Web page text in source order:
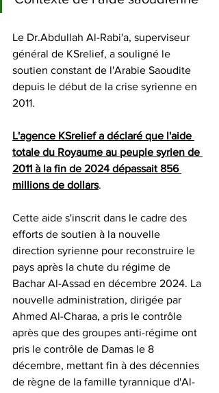
Le Dr.Abdullah Al-Rabi'a, superviseur
général de KSrelief, a souligné le
soutien constant de l'Arabie Saoudite
depuis le début de la crise syrienne en
2011.
L'agence KSrelief a déclaré que l'aide
totale du Royaume au peuple syrien de
2011 à la fin de 2024 dépassait 856
millions de dollars.
Cette aide s'inscrit dans le cadre des
efforts de soutien à la nouvelle
direction syrienne pour reconstruire le
pays après la chute du régime de
Bachar Al-Assad en décembre 2024. La
nouvelle administration, dirigée par
Ahmed Al-Charaa, a pris le contrôle
après que des groupes anti-régime ont
pris le contrôle de Damas le 8
décembre, mettant fin à des décennies
de règne de la famille tyrannique d'Al-